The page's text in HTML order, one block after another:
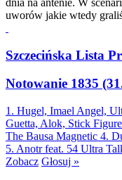
uworów jakie wtedy
Szczecińska Lista
Notowanie 1835
1. Hugel, Imael Angel,
Guetta, Alok, Stick Figure
The Bausa Magnetic 4.
5. Anotr feat. 54 Ultra
Zobacz Głosuj »